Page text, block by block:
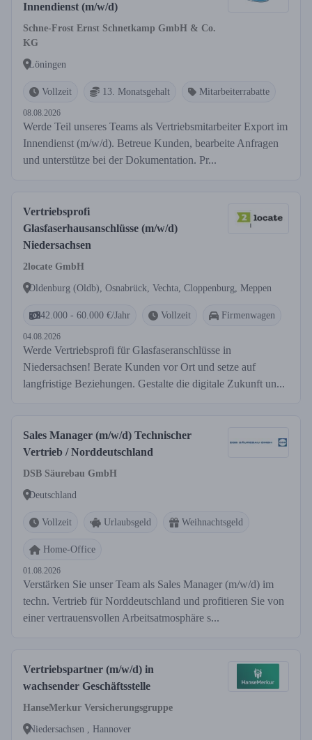
Innendienst (m/w/d)
Schne-Frost Ernst Schnetkamp GmbH & Co.
KG
Löningen
Vollzeit 13. Monatsgehalt Mitarbeiterrabatte
08.08.2026
Werde Teil unseres Teams als Vertriebsmitarbeiter Export im
Innendienst (m/w/d). Betreue Kunden, bearbeite Anfragen
und unterstütze bei der Dokumentation. Pr...
Vertriebsprofi
Glasfaserhausanschlüsse (m/w/d)
Niedersachsen
2locate GmbH
Oldenburg (Oldb), Osnabrück, Vechta, Cloppenburg, Meppen
42.000 - 60.000 €/Jahr Vollzeit Firmenwagen
04.08.2026
Werde Vertriebsprofi für Glasfaseranschlüsse in
Niedersachsen! Berate Kunden vor Ort und setze auf
langfristige Beziehungen. Gestalte die digitale Zukunft un...
Sales Manager (m/w/d) Technischer
Vertrieb / Norddeutschland
DSB Säurebau GmbH
Deutschland
Vollzeit Urlaubsgeld Weihnachtsgeld
Home-Office
01.08.2026
Verstärken Sie unser Team als Sales Manager (m/w/d) im
techn. Vertrieb für Norddeutschland und profitieren Sie von
einer vertrauensvollen Arbeitsatmosphäre s...
Vertriebspartner (m/w/d) in
wachsender Geschäftsstelle
HanseMerkur Versicherungsgruppe
Niedersachsen , Hannover